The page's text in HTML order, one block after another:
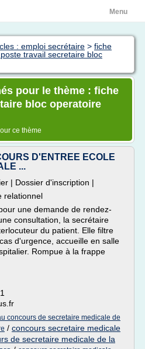
Menu
: emploi secrétaire > fiche
travail secretaire bloc
pour le thème : fiche
bloc operatoire
ce thème
D'ENTREE ECOLE
...
| Dossier d'inscription |
relationnel
une demande de rendez-
consultation, la secrétaire
du patient. Elle filtre
d'urgence, accueille en salle
Rompue à la frappe
concours de secretaire medicale de
/ concours secretaire medicale
de secretaire medicale de la